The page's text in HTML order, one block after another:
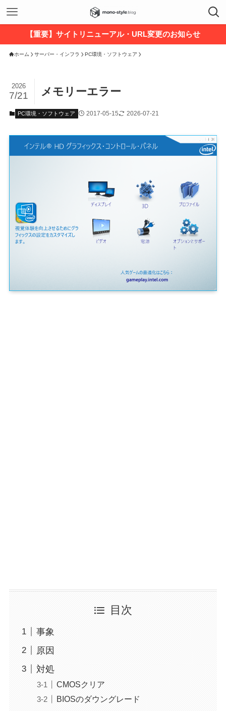
【重要】サイトリニューアル・URL変更のお知らせ
ホーム サーバー・インフラ PC環境・ソフトウェア
メモリーエラー
2026
7/21
PC環境・ソフトウェア 2017-05-15 2026-07-21
目次
事象
原因
対処
CMOSクリア
BIOSのダウングレード